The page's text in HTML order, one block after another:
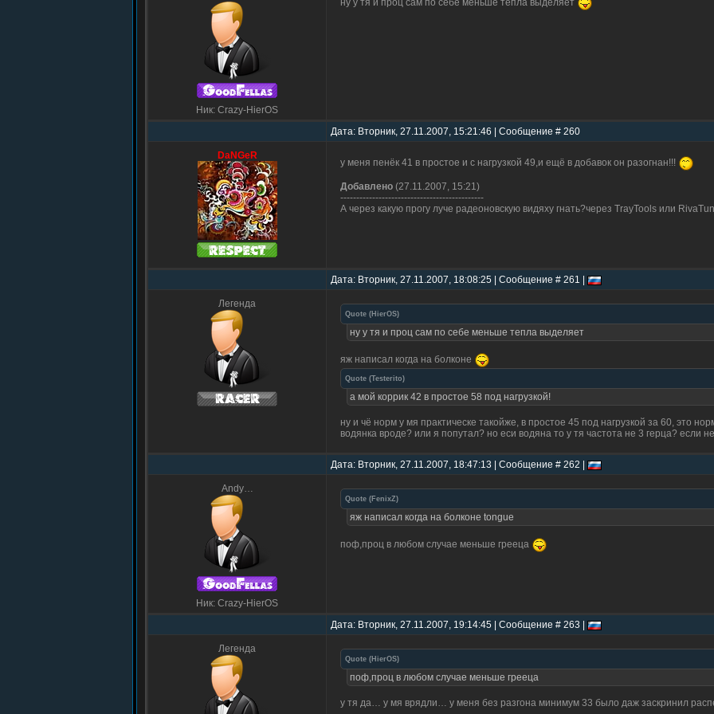
Ник: Crazy-HierOS
ну у тя и проц сам по себе меньше тепла выделяет
Дата: Вторник, 27.11.2007, 15:21:46 | Сообщение # 260
DaNGeR
у меня пенёк 41 в простое и с нагрузкой 49,и ещё в добавок он разогнан!!!
Добавлено (27.11.2007, 15:21)
---------------------------------------------
А через какую прогу луче радеоновскую видяху гнать?через TrayTools или
Дата: Вторник, 27.11.2007, 18:08:25 | Сообщение # 261 |
Легенда
Quote ( HierOS)
ну у тя и проц сам по себе меньше тепла выделяет
яж написал когда на болконе
Quote (Testerito)
а мой коррик 42 в простое 58 под нагрузкой!
ну и чё норм у мя практическе такойже, в простое 45 под нагрузкой за 60, это
водянка вроде? или я попутал? но еси водяна то у тя частота не 3 герца? если
Дата: Вторник, 27.11.2007, 18:47:13 | Сообщение # 262 |
Andy…
Ник: Crazy-HierOS
Quote ( FenixZ)
яж написал когда на болконе tongue
поф,проц в любом случае меньше грееца
Дата: Вторник, 27.11.2007, 19:14:45 | Сообщение # 263 |
Легенда
Quote ( HierOS)
поф,проц в любом случае меньше грееца
у тя да… у мя врядли… у меня без разгона минимум 33 было даж заскринил